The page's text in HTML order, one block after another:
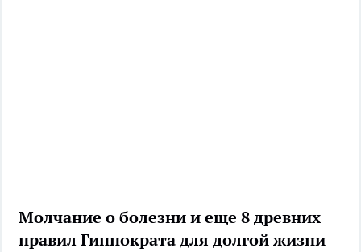
Молчание о болезни и еще 8 древних
правил Гиппократа для долгой жизни